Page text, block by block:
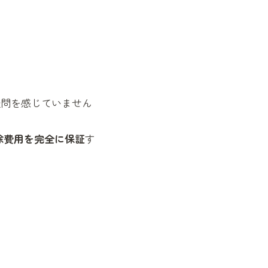
を感じていません
用を完全に保証す